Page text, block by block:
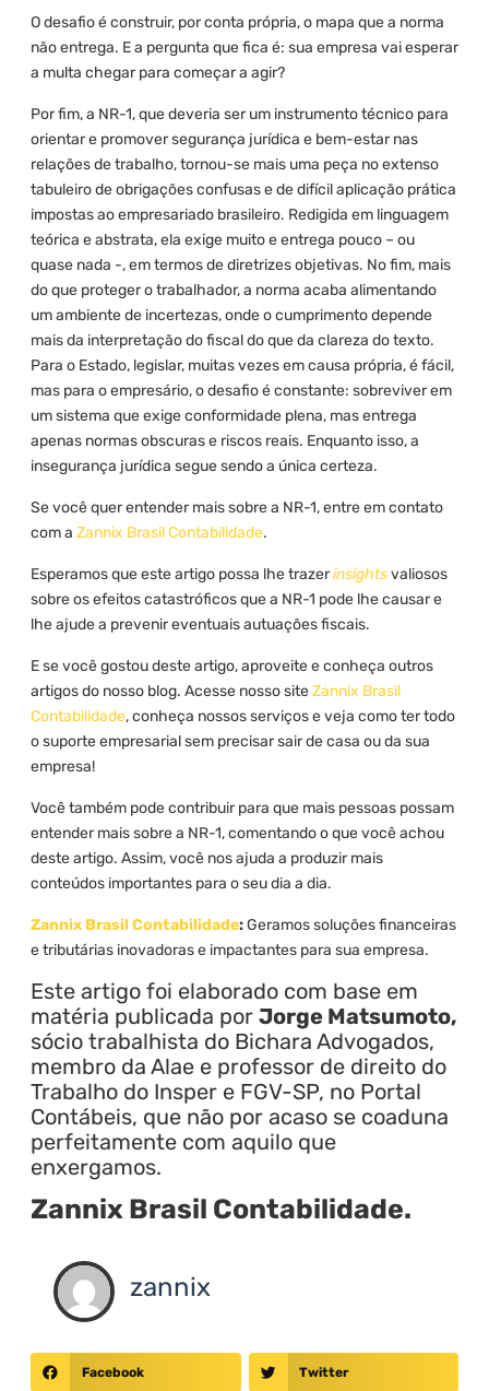
O desafio é construir, por conta própria, o mapa que a norma
não entrega. E a pergunta que fica é: sua empresa vai esperar
a multa chegar para começar a agir?
Por fim, a NR-1, que deveria ser um instrumento técnico para
orientar e promover segurança jurídica e bem-estar nas
relações de trabalho, tornou-se mais uma peça no extenso
tabuleiro de obrigações confusas e de difícil aplicação prática
impostas ao empresariado brasileiro. Redigida em linguagem
teórica e abstrata, ela exige muito e entrega pouco – ou
quase nada -, em termos de diretrizes objetivas. No fim, mais
do que proteger o trabalhador, a norma acaba alimentando
um ambiente de incertezas, onde o cumprimento depende
mais da interpretação do fiscal do que da clareza do texto.
Para o Estado, legislar, muitas vezes em causa própria, é fácil,
mas para o empresário, o desafio é constante: sobreviver em
um sistema que exige conformidade plena, mas entrega
apenas normas obscuras e riscos reais. Enquanto isso, a
insegurança jurídica segue sendo a única certeza.
Se você quer entender mais sobre a NR-1, entre em contato
com a Zannix Brasil Contabilidade.
Esperamos que este artigo possa lhe trazerinsightsvaliosos
sobre os efeitos catastróficos que a NR-1 pode lhe causar e
lhe ajude a prevenir eventuais autuações fiscais.
E se você gostou deste artigo, aproveite e conheça outros
artigos do nosso blog. Acesse nosso siteZannix Brasil
Contabilidade, conheça nossos serviços e veja como ter todo
o suporte empresarial sem precisar sair de casa ou da sua
empresa!
Você também pode contribuir para que mais pessoas possam
entender mais sobre a NR-1, comentando o que você achou
deste artigo. Assim, você nos ajuda a produzir mais
conteúdos importantes para o seu dia a dia.
Zannix Brasil Contabilidade:Geramos soluções financeiras
e tributárias inovadoras e impactantes para sua empresa.
Este artigo foi elaborado com base em
matéria publicada por Jorge Matsumoto,
sócio trabalhista do Bichara Advogados,
membro da Alae e professor de direito do
Trabalho do Insper e FGV-SP, no Portal
Contábeis, que não por acaso se coaduna
perfeitamente com aquilo que
enxergamos.
Zannix Brasil Contabilidade.
zannix
Facebook Twitter